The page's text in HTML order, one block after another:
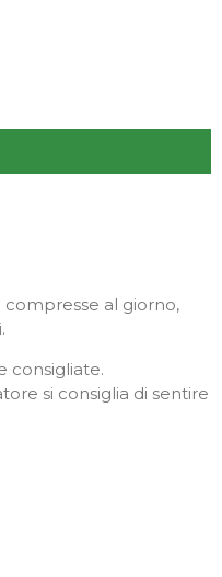
compresse al giorno,
consigliate.
si consiglia di sentire